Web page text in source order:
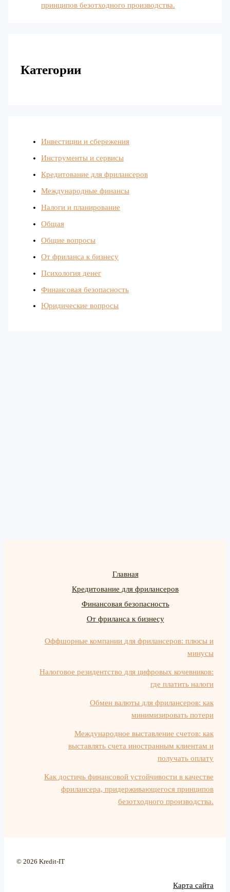
принципов безотходного производства.
Категории
Инвестиции и сбережения
Инструменты и сервисы
Кредитование для фрилансеров
Международные финансы
Налоги и планирование
Общая
Общие вопросы
От фриланса к бизнесу
Психология денег
Финансовая безопасность
Юридические вопросы
Главная
Кредитование для фрилансеров
Финансовая безопасность
От фриланса к бизнесу
Оффшорные компании для фрилансеров: плюсы и
минусы
Налоговое резидентство для цифровых кочевников:
где платить налоги
Обмен валюты для фрилансеров: как
минимизировать потери
Международное выставление счетов: как
выставлять счета иностранным клиентам и
получать оплату
Как достичь финансовой устойчивости в качестве
фрилансера, придерживающегося принципов
безотходного производства.
© 2026 Kredit-IT
Карта сайта